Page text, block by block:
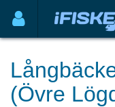
(Övre